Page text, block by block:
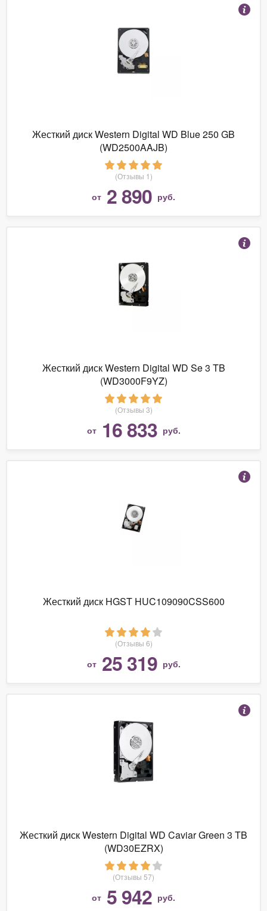
Жесткий диск Western Digital WD Blue 250 GB
(WD2500AAJB)
(Отзывы 1)
от 2 890 руб.
Жесткий диск Western Digital WD Se 3 TB
(WD3000F9YZ)
(Отзывы 3)
от 16 833 руб.
Жесткий диск HGST HUC109090CSS600
(Отзывы 6)
от 25 319 руб.
Жесткий диск Western Digital WD Caviar Green 3 TB
(WD30EZRX)
(Отзывы 57)
от 5 942 руб.